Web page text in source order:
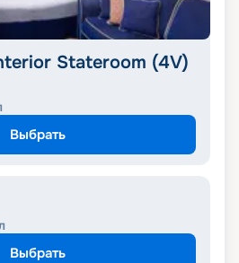
Stateroom (4V)
Выбрать
Выбрать